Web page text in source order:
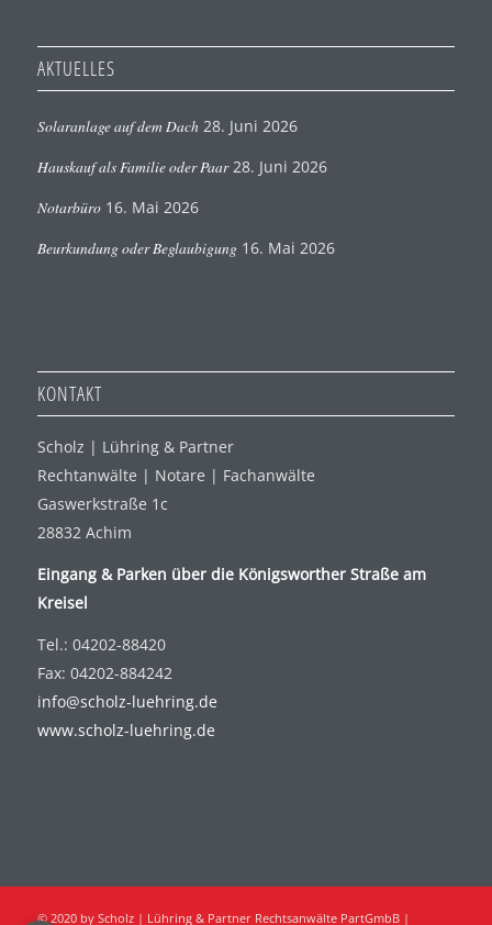
AKTUELLES
Solaranlage auf dem Dach 28. Juni 2026
Hauskauf als Familie oder Paar 28. Juni 2026
Notarbüro 16. Mai 2026
Beurkundung oder Beglaubigung 16. Mai 2026
KONTAKT
Scholz | Lühring & Partner
Rechtanwälte | Notare | Fachanwälte
Gaswerkstraße 1c
28832 Achim
Eingang & Parken über die Königsworther Straße am
Kreisel
Tel.: 04202-88420
Fax: 04202-884242
info@scholz-luehring.de
www.scholz-luehring.de
© 2020 by Scholz | Lühring & Partner Rechtsanwälte PartGmbB |